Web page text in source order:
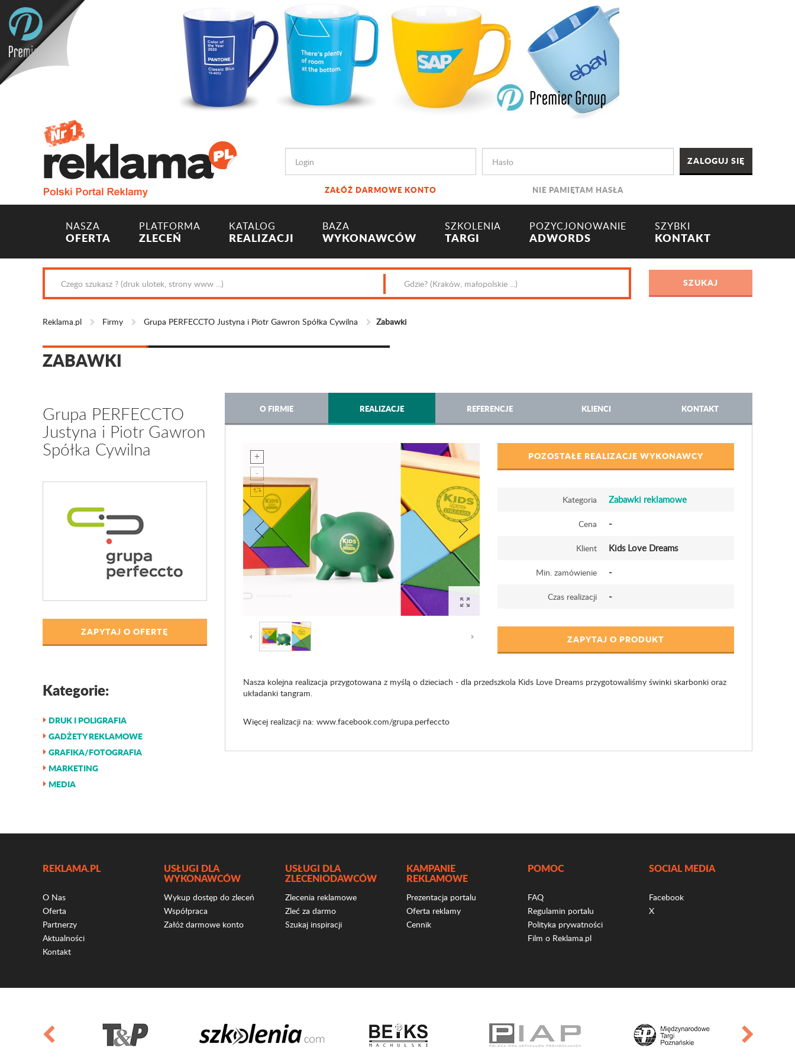
ZAŁÓŻ DARMOWE KONTO NIE PAMIĘTAM HASŁA
NASZA
OFERTA
PLATFORMA
ZLECEŃ
KATALOG
REALIZACJI
BAZA
WYKONAWCÓW
SZKOLENIA
TARGI
POZYCJONOWANIE
ADWORDS
SZYBKI
KONTAKT
Reklama.pl Firmy Grupa PERFECCTO Justyna i Piotr Gawron Spółka Cywilna Zabawki
ZABAWKI
Grupa PERFECCTO
Justyna i Piotr Gawron
Spółka Cywilna
ZAPYTAJ O OFERTĘ
Kategorie:
DRUK I POLIGRAFIA
GADŻETY REKLAMOWE
GRAFIKA/FOTOGRAFIA
MARKETING
MEDIA
O FIRMIE REALIZACJE REFERENCJE KLIENCI KONTAKT
POZOSTAŁE REALIZACJE WYKONAWCY
Kategoria Zabawki reklamowe
Cena -
Klient Kids Love Dreams
Min. zamówienie -
Czas realizacji -
ZAPYTAJ O PRODUKT
Nasza kolejna realizacja przygotowana z myślą o dzieciach - dla przedszkola Kids Love Dreams przygotowaliśmy świnki skarbonki oraz
układanki tangram.
Więcej realizacji na: www.facebook.com/grupa.perfeccto
REKLAMA.PL
O Nas
Oferta
Partnerzy
Aktualności
Kontakt
USŁUGI DLA
WYKONAWCÓW
Wykup dostęp do zleceń
Współpraca
Załóż darmowe konto
USŁUGI DLA
ZLECENIODAWCÓW
Zlecenia reklamowe
Zleć za darmo
Szukaj inspiracji
KAMPANIE
REKLAMOWE
Prezentacja portalu
Oferta reklamy
Cennik
POMOC
FAQ
Regulamin portalu
Polityka prywatności
Film o Reklama.pl
SOCIAL MEDIA
Facebook
X